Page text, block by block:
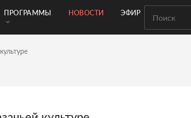
ПРОГРАММЫ НОВОСТИ ЭФИР